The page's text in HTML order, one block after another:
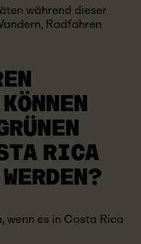
während dieser
Radfahren
RICA
wenn es in Costa Rica